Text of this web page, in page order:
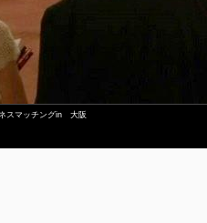
スマッチングin 大阪